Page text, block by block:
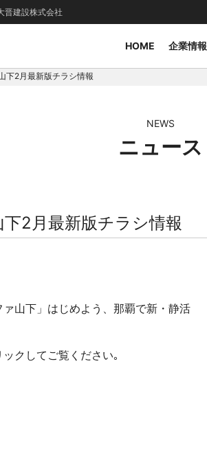
晋建設株式会社
HOME 企業情報
下2月最新版チラシ情報
NEWS
ニュース
2月最新版チラシ情報
山下」はじめよう、那覇で新・静活
クしてご覧ください｡